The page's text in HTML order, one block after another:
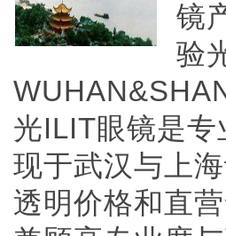
镜
验
光ILIT眼镜是
现于武汉与上
透明价格和直